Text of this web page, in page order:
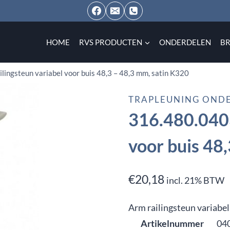
HOME RVS PRODUCTEN ONDERDELEN
variabel voor buis 48,3 – 48,3 mm, satin K320
TRAPLEUNING
voor buis
€20,18 incl. 21% BTW
Arm railingsteun
Artikelnummer